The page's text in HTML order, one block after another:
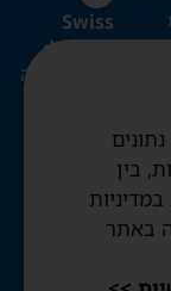
שלי
האתר
Swiss
dreams
מרכז השינה
בין
באתר